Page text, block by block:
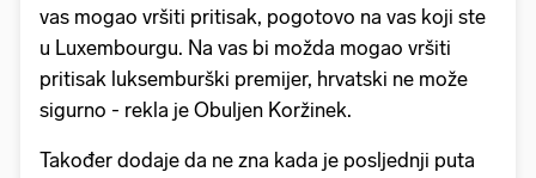
vas mogao vršiti pritisak, pogotovo na vas koji ste
u Luxembourgu. Na vas bi možda mogao vršiti
pritisak luksemburški premijer, hrvatski ne može
sigurno - rekla je Obuljen Koržinek.
Također dodaje da ne zna kada je posljednji puta